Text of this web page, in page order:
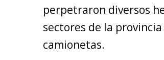
perpetraron diversos
sectores de la
camionetas.